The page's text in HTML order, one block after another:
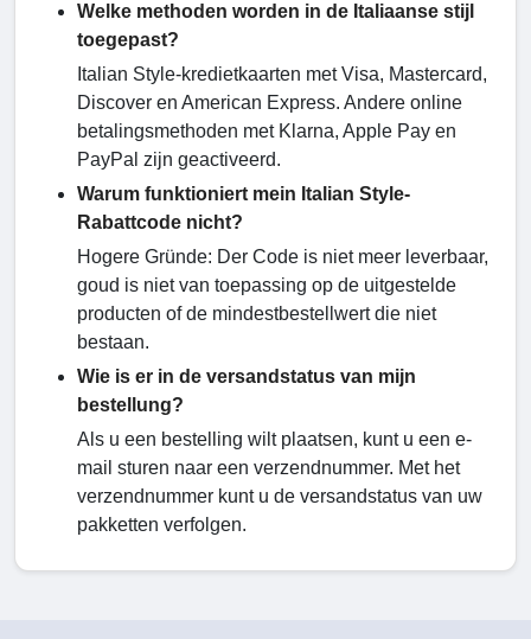
Welke methoden worden in de Italiaanse stijl
toegepast?
Italian Style-kredietkaarten met Visa, Mastercard,
Discover en American Express. Andere online
betalingsmethoden met Klarna, Apple Pay en
PayPal zijn geactiveerd.
Warum funktioniert mein Italian Style-
Rabattcode nicht?
Hogere Gründe: Der Code is niet meer leverbaar,
goud is niet van toepassing op de uitgestelde
producten of de mindestbestellwert die niet
bestaan.
Wie is er in de versandstatus van mijn
bestellung?
Als u een bestelling wilt plaatsen, kunt u een e-
mail sturen naar een verzendnummer. Met het
verzendnummer kunt u de versandstatus van uw
pakketten verfolgen.